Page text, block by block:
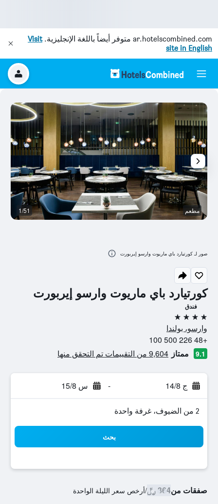
ar.hotelscombined.com متوفر أيضاً باللغة الإنجليزية.Visit
site in English
كورتيارد باي ماريوت وارسو إيربورت
فندق
4 نجوم
وارسو، بولندا
+48 226 500 100
9.1 ممتاز 9,604 من التقييمات تم التحقق منها
ج 14/8 - س 15/8
2 من الضيوف، غرفة واحدة
بحث
صفقات من364 ﷼ /أرخص سعر الليلة الواحدة
مطعم 1/51
صور لـ كورتيارد باي ماريوت وارسو إيربورت